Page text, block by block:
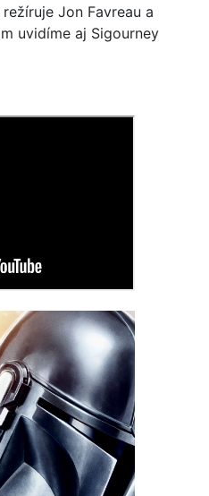
Jon Favreau a
uvidíme aj Sigourney